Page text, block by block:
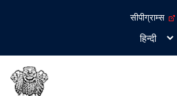
सीपीग्राम्स